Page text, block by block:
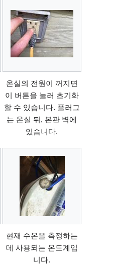
온실의 전원이 꺼지면
이 버튼을 눌러 초기화
할 수 있습니다. 플러그
는 온실 뒤, 본관 벽에
있습니다.
현재 수온을 측정하는
데 사용되는 온도계입
니다.